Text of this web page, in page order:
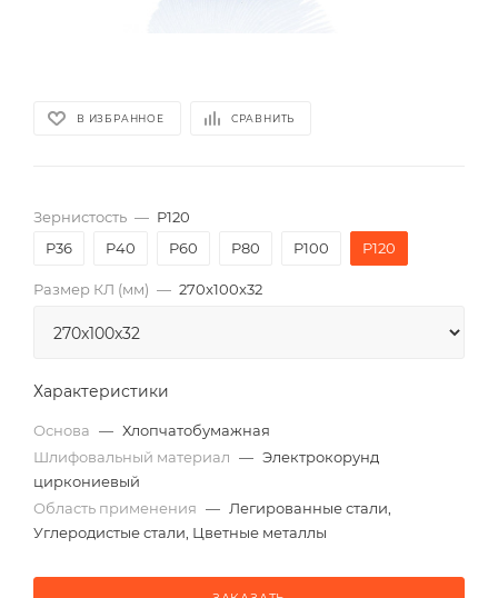
В ИЗБРАННОЕ СРАВНИТЬ
Зернистость — P120
P36
P40 P60 P80 P100 P120
Размер КЛ (мм) — 270x100x32
Характеристики
Основа — Хлопчатобумажная
Шлифовальный материал — Электрокорунд
циркониевый
Область применения — Легированные стали,
Углеродистые стали, Цветные металлы